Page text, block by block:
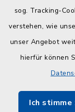
sog. Tracking-
verstehen, wie
unser Angebot
hierfür können
Ich stimme
Quicklinks
ZuFiSH